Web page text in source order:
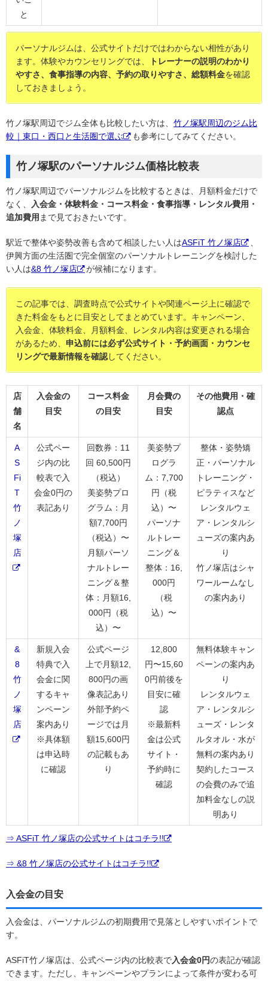
と
パーソナルジムは、公式サイトだけではわからない相性があり
ます。体験やカウンセリングでは、
トレーナーの説明のわかり
やすさ、食事指導の内容、予約の取りやすさ、総額料金を確認
しておきましょう。
竹ノ塚駅周辺でジム全体も比較したい方は、 竹ノ塚駅周辺のジム比
較｜東口・西口と生活圏で選ぶ
も参考にしてみてください。
竹ノ塚駅のパーソナルジム価格比較表
竹ノ塚駅周辺でパーソナルジムを比較するときは、月額料金だけで
なく、
入会金・体験料金・コース料金・食事指導・レンタル費用・
追加費用 まで見ておきたいです。
駅近で整体や姿勢改善も含めて相談したい人はASFiT 竹ノ塚店
伊興方面の生活圏で完全個室のパーソナルトレーニングを検討した
い人は&8 竹ノ塚店 が候補になります。
この記事では、調査時点で公式サイトや関連ページ上に確認で
きた料金をもとに目安としてまとめています。キャンペーン、
入会金、体験料金、月額料金、レンタル内容は変更される場合
があるため、 申込前には必ず公式サイト・予約画面・カウンセ
リングで最新情報を確認してください。
店
舗
名
入会金の
目安
コース料金
の目安
月会費の
目安
その他費用・確
認点
A
S
Fi
T
竹
ノ
塚
店
公式ペー
ジ内の比
較表で入
会金0円の
表記あり
回数券：11
回 60,500円
（税込）
美姿勢プロ
グラム：月
額7,700円
（税込）〜
月額パーソ
ナルトレー
ニング＆整
体：月額16,
000円（税
込）〜
美姿勢プ
ログラ
ム：7,700
円（税
込）〜
パーソナ
ルトレー
ニング＆
整体：16,
000円
（税
込）〜
整体・姿勢矯
正・パーソナル
トレーニング・
ピラティスなど
レンタルウェ
ア・レンタルシ
ューズの案内あ
り
竹ノ塚店はシャ
ワールームなし
の案内あり
&
8
竹
ノ
塚
店
新規入会
特典で入
会金に関
するキャ
ンペーン
案内あり
※具体額
は申込時
に確認
公式ページ
上で月額12,
800円の画
像表記あり
外部予約ペ
ージでは月
額15,600円
の記載もあ
り
12,800
円〜15,60
0円前後を
目安に確
認
※最新料
金は公式
サイト・
予約時に
確認
無料体験キャン
ペーンの案内あ
り
レンタルウェ
ア・レンタルシ
ューズ・レンタ
ルタオル・水が
無料の案内あり
契約したコース
の会費のみで追
加料金なしの説
明あり
⇒ ASFiT 竹ノ塚店の公式サイトはコチラ!!
⇒ &8 竹ノ塚店の公式サイトはコチラ!!
入会金の目安
入会金は、パーソナルジムの初期費用で見落としやすいポイントで
す。
ASFiT竹ノ塚店は、公式ページ内の比較表で入会金0円の表記が確認
できます。ただし、キャンペーンやプランによって条件が変わる可